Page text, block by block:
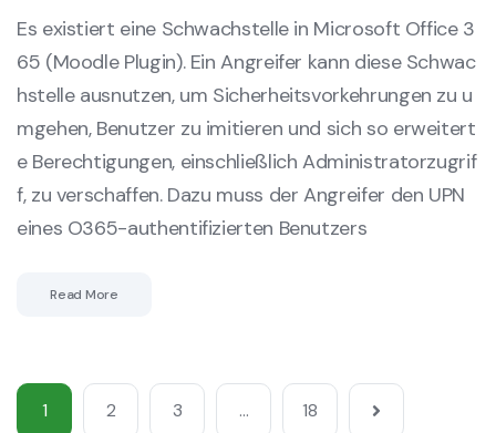
Es existiert eine Schwachstelle in Microsoft Office 3
65 (Moodle Plugin). Ein Angreifer kann diese Schwac
hstelle ausnutzen, um Sicherheitsvorkehrungen zu u
mgehen, Benutzer zu imitieren und sich so erweitert
e Berechtigungen, einschließlich Administratorzugrif
f, zu verschaffen. Dazu muss der Angreifer den UPN
eines O365-authentifizierten Benutzers
Read More
1 2 3 … 18